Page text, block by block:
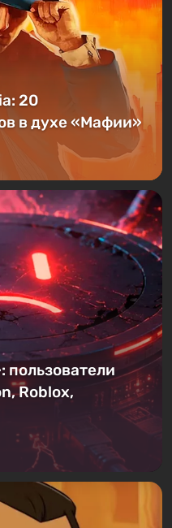
20
в духе «Мафии»
пользователи
Roblox,